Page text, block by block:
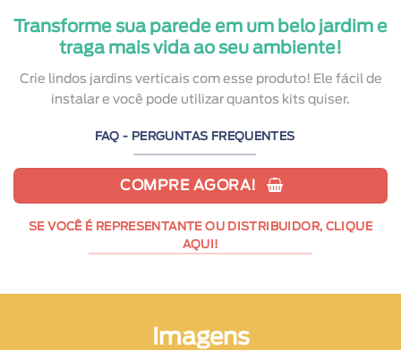
Transforme sua parede em um belo jardim e
traga mais vida ao seu ambiente!
Crie lindos jardins verticais com esse produto! Ele fácil de
instalar e você pode utilizar quantos kits quiser.
FAQ - PERGUNTAS FREQUENTES
COMPRE AGORA!
SE VOCÊ É REPRESENTANTE OU DISTRIBUIDOR, CLIQUE
AQUI!
Imagens